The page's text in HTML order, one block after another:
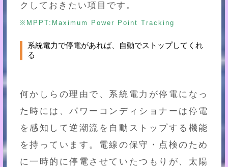
クしておきたい項目です。
※MPPT:Maximum Power Point Tracking
系統電力で停電があれば、自動でストップしてくれ
る
何かしらの理由で、系統電力が停電になっ
た時には、パワーコンディショナーは停電
を感知して逆潮流を自動ストップする機能
を持っています。電線の保守・点検のため
に一時的に停電させていたつもりが、太陽